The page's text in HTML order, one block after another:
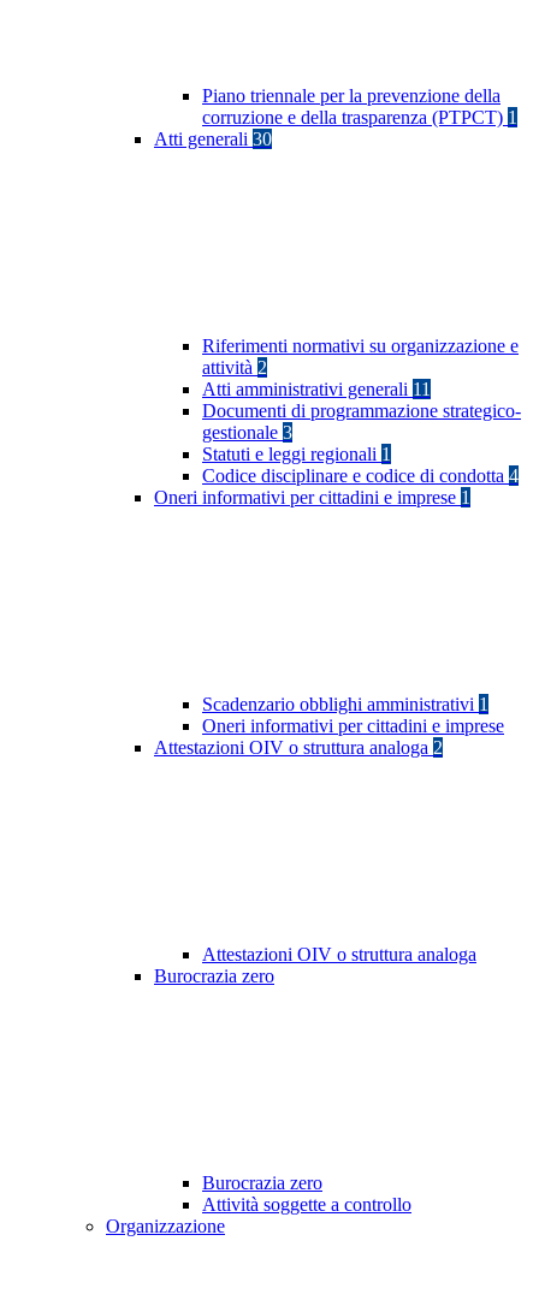
Piano triennale per la prevenzione della
corruzione e della trasparenza (PTPCT) 1
Atti generali 30
Riferimenti normativi su organizzazione e
attività 2
Atti amministrativi generali 11
Documenti di programmazione strategico-
gestionale 3
Statuti e leggi regionali 1
Codice disciplinare e codice di condotta 4
Oneri informativi per cittadini e imprese 1
Scadenzario obblighi amministrativi 1
Oneri informativi per cittadini e imprese
Attestazioni OIV o struttura analoga 2
Attestazioni OIV o struttura analoga
Burocrazia zero
Burocrazia zero
Attività soggette a controllo
Organizzazione